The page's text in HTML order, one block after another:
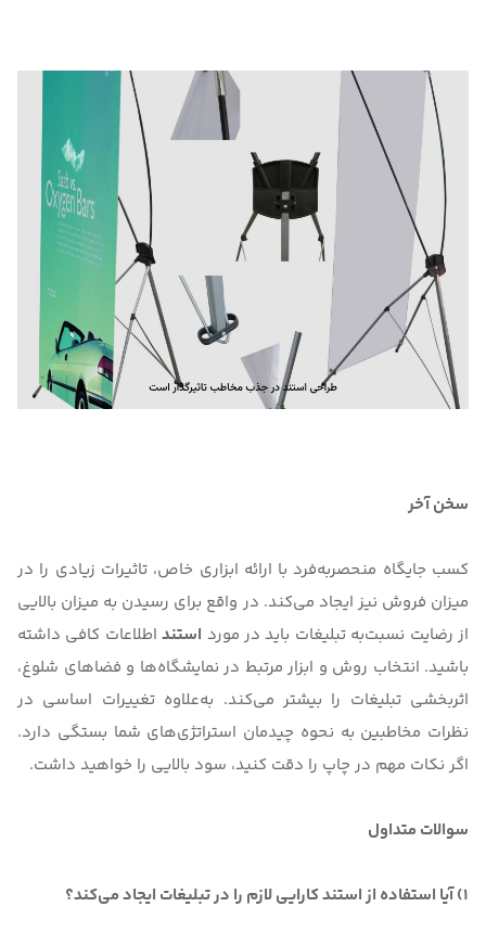
سخن آخر
کسب جایگاه منحصربه‌فرد با ارائه ابزاری خاص، تاثیرات زیادی را در
میزان فروش نیز ایجاد می‌کند. در واقع برای رسیدن به میزان بالایی
از رضایت نسبت‌به تبلیغات باید در مورد استنداطلاعات کافی داشته
باشید. انتخاب روش و ابزار مرتبط در نمایشگاه‌ها و فضاهای شلوغ،
اثربخشی تبلیغات را بیشتر می‌کند. به‌علاوه تغییرات اساسی در
نظرات مخاطبین به نحوه چیدمان استراتژی‌های شما بستگی دارد.
اگر نکات مهم در چاپ را دقت کنید، سود بالایی را خواهید داشت.
سوالات متداول
1) آیا استفاده از استند کارایی لازم را در تبلیغات ایجاد می‌کند؟